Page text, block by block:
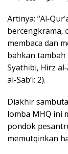
Artinya: “Al-
bercengkrama,
membaca dan
bahkan tambah
Syathibi, Hirz
al-Sab’i: 2).
Diakhir
lomba MHQ ini
pondok
memutqinkan